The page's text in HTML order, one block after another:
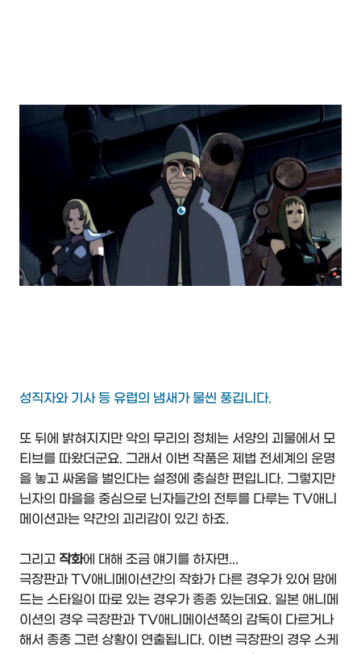
성직자와 기사 등 유럽의 냄새가 물씬 풍깁니다.
또 뒤에 밝혀지지만 악의 무리의 정체는 서양의 괴물에서 모
티브를 따왔더군요. 그래서 이번 작품은 제법 전세계의 운명
을 놓고 싸움을 벌인다는 설정에 충실한 편입니다. 그렇지만
닌자의 마을을 중심으로 닌자들간의 전투를 다루는 TV애니
메이션과는 약간의 괴리감이 있긴 하죠.
그리고 작화에 대해 조금 얘기를 하자면...
극장판과 TV애니메이션간의 작화가 다른 경우가 있어 맘에
드는 스타일이 따로 있는 경우가 종종 있는데요. 일본 애니메
이션의 경우 극장판과 TV애니메이션쪽의 감독이 다르거나
해서 종종 그런 상황이 연출됩니다. 이번 극장판의 경우 스케